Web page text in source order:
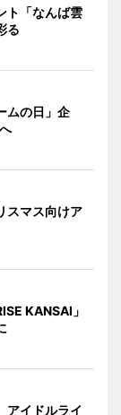
ト「なんば雲
る
ムの日」企
スマス向けア
KANSAI」
イドルライ